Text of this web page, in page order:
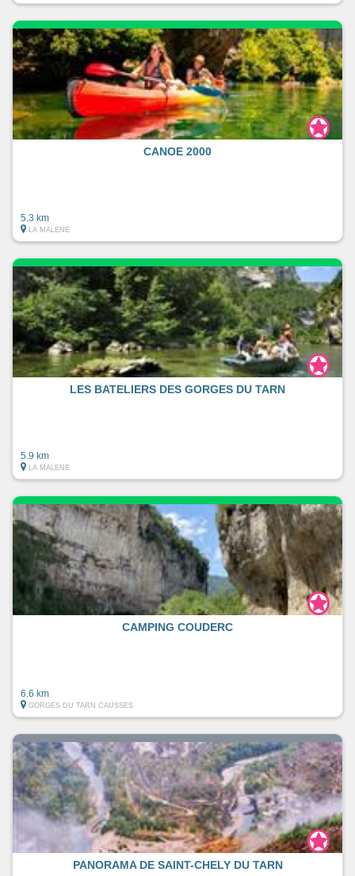
CANOE 2000
5.3 km
LA MALENE
LES BATELIERS DES GORGES DU TARN
5.9 km
LA MALENE
CAMPING COUDERC
6.6 km
GORGES DU TARN CAUSSES
PANORAMA DE SAINT-CHELY DU TARN